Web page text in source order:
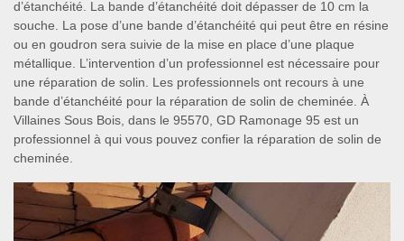
d’étanchéité. La bande d’étanchéité doit dépasser de 10 cm la
souche. La pose d’une bande d’étanchéité qui peut être en résine
ou en goudron sera suivie de la mise en place d’une plaque
métallique. L’intervention d’un professionnel est nécessaire pour
une réparation de solin. Les professionnels ont recours à une
bande d’étanchéité pour la réparation de solin de cheminée. À
Villaines Sous Bois, dans le 95570, GD Ramonage 95 est un
professionnel à qui vous pouvez confier la réparation de solin de
cheminée.